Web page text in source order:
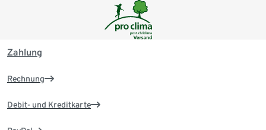
Zahlung
Rechnung
Debit- und Kreditkarte